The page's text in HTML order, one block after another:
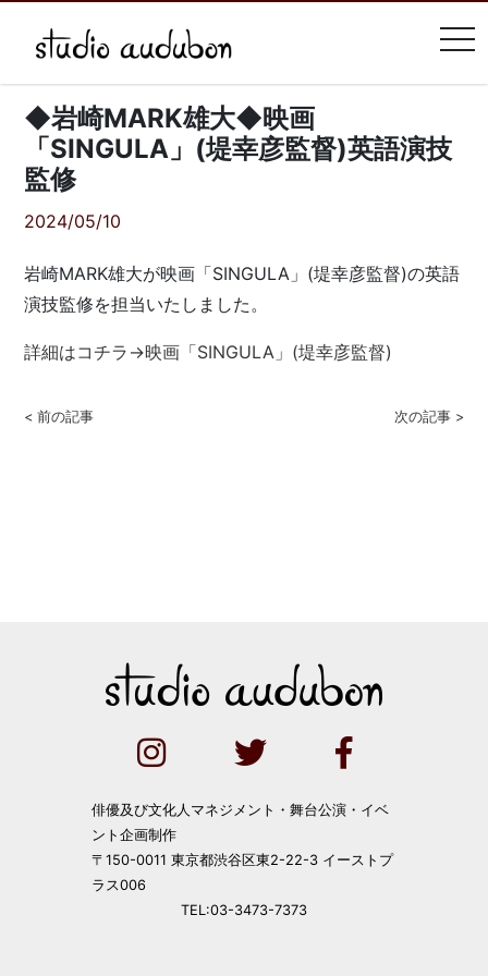
◆岩崎MARK雄大◆映画
「SINGULA」(堤幸彦監督)英語演技
監修
2024/05/10
岩崎MARK雄大が映画「SINGULA」(堤幸彦監督)の英語
演技監修を担当いたしました。
詳細はコチラ→映画「SINGULA」(堤幸彦監督)
< 前の記事 次の記事 >
俳優及び文化人マネジメント・舞台公演・イベ
ント企画制作
〒150-0011 東京都渋谷区東2-22-3 イーストプ
ラス006
TEL:03-3473-7373